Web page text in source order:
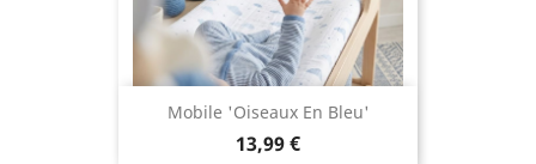
Mobile 'Oiseaux En Bleu'
13,99 €